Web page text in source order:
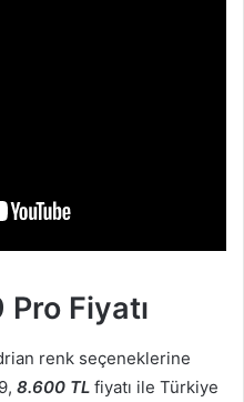
Fiyatı
renk seçeneklerine
8.600 TL fiyatı ile Türkiye